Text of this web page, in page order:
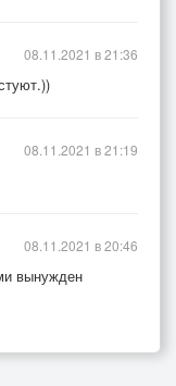
08.11.2021 в 21:36
08.11.2021 в 21:19
вынужден
08.11.2021 в 20:46